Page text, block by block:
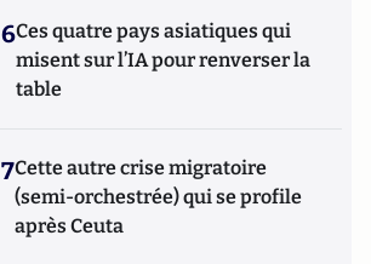
6Ces quatre pays asiatiques qui
misent sur l’IA pour renverser la
table
7Cette autre crise migratoire
(semi-orchestrée) qui se profile
après Ceuta